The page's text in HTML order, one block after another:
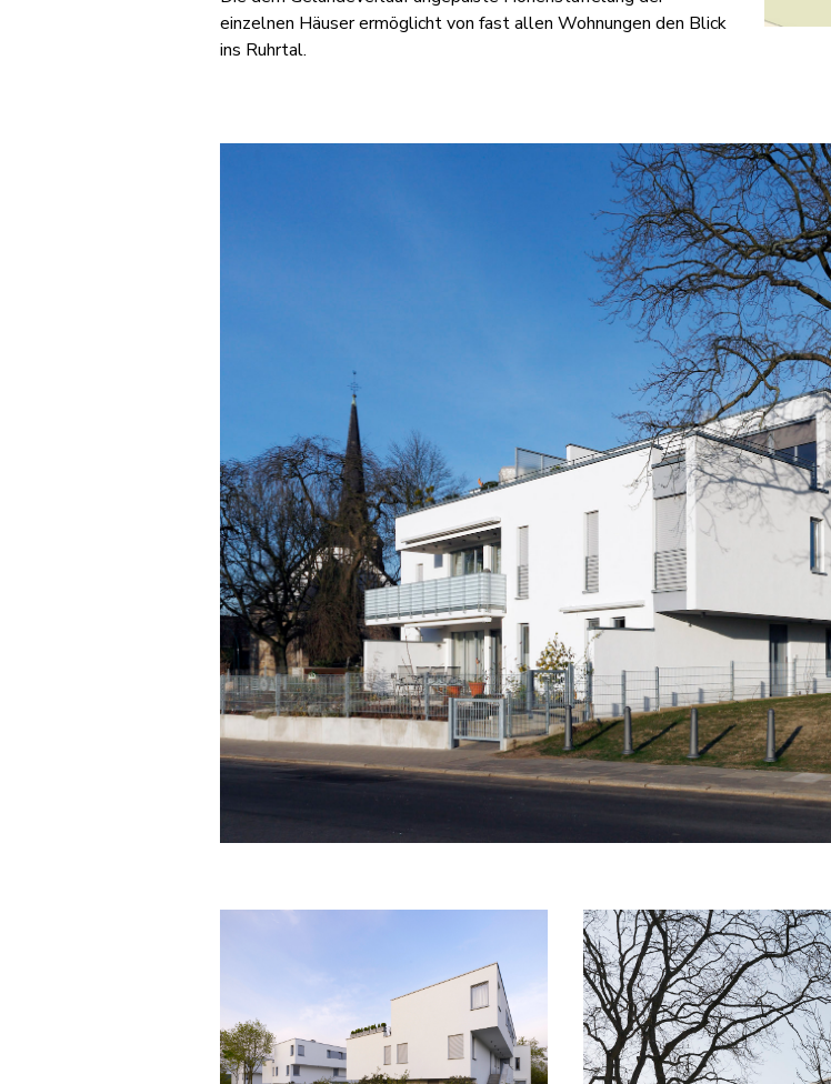
einzelnen Häuser ermöglicht von fast allen Wohnungen den Blick
ins Ruhrtal.